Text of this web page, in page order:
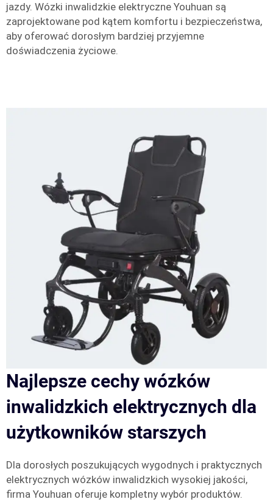
jazdy. Wózki inwalidzkie elektryczne Youhuan są
zaprojektowane pod kątem komfortu i bezpieczeństwa,
aby oferować dorosłym bardziej przyjemne
doświadczenia życiowe.
Najlepsze cechy wózków
inwalidzkich elektrycznych dla
użytkowników starszych
Dla dorosłych poszukujących wygodnych i praktycznych
elektrycznych wózków inwalidzkich wysokiej jakości,
firma Youhuan oferuje kompletny wybór produktów.